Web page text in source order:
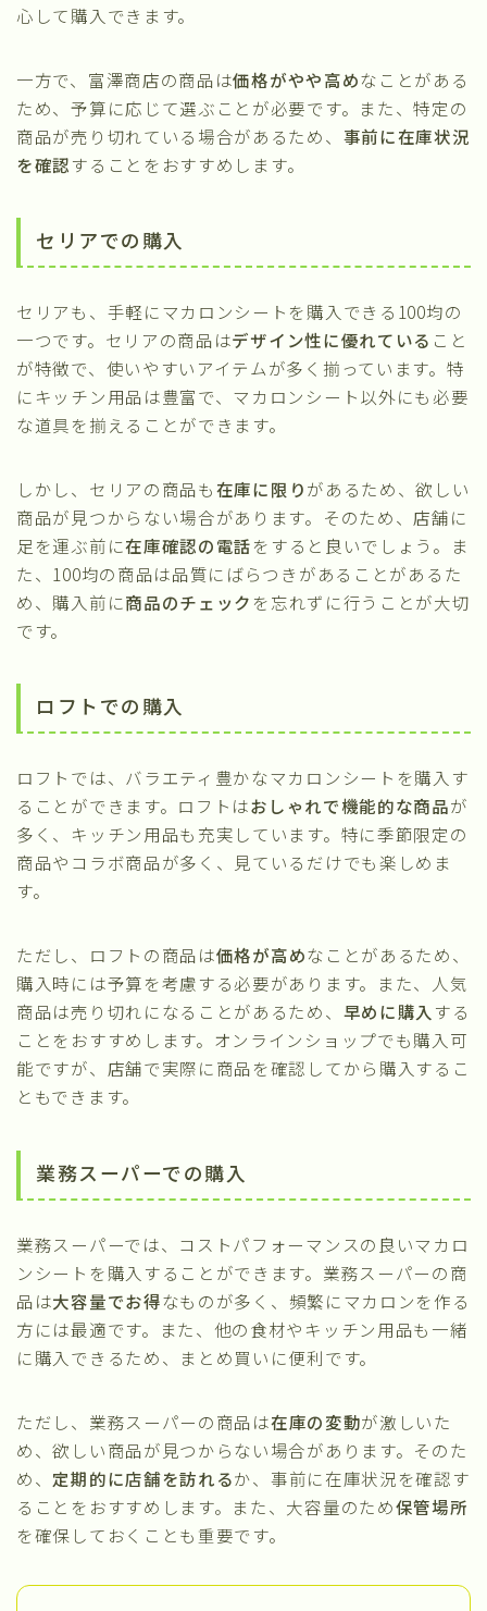
心して購入できます。
一方で、富澤商店の商品は価格がやや高めなことがある
ため、予算に応じて選ぶことが必要です。また、特定の
商品が売り切れている場合があるため、 事前に在庫状況
を確認することをおすすめします。
セリアでの購入
セリアも、手軽にマカロンシートを購入できる100均の
一つです。セリアの商品はデザイン性に優れている こと
が特徴で、使いやすいアイテムが多く揃っています。特
にキッチン用品は豊富で、マカロンシート以外にも必要
な道具を揃えることができます。
しかし、セリアの商品も在庫に限りがあるため、欲しい
商品が見つからない場合があります。そのため、店舗に
足を運ぶ前に在庫確認の電話をすると良いでしょう。ま
た、100均の商品は品質にばらつきがあることがあるた
め、購入前に商品のチェック を忘れずに行うことが大切
です。
ロフトでの購入
ロフトでは、バラエティ豊かなマカロンシートを購入す
ることができます。ロフトはおしゃれで機能的な商品が
多く、キッチン用品も充実しています。特に季節限定の
商品やコラボ商品が多く、見ているだけでも楽しめま
す。
ただし、ロフトの商品は価格が高めなことがあるため、
購入時には予算を考慮する必要があります。また、人気
商品は売り切れになることがあるため、 早めに購入する
ことをおすすめします。オンラインショップでも購入可
能ですが、店舗で実際に商品を確認してから購入するこ
ともできます。
業務スーパーでの購入
業務スーパーでは、コストパフォーマンスの良いマカロ
ンシートを購入することができます。業務スーパーの商
品は大容量でお得なものが多く、頻繁にマカロンを作る
方には最適です。また、他の食材やキッチン用品も一緒
に購入できるため、まとめ買いに便利です。
ただし、業務スーパーの商品は在庫の変動が激しいた
め、欲しい商品が見つからない場合があります。そのた
め、 定期的に店舗を訪れるか、事前に在庫状況を確認す
ることをおすすめします。また、大容量のため保管場所
を確保しておくことも重要です。